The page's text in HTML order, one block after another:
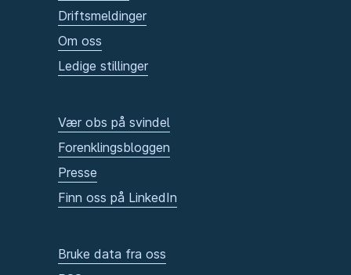
Driftsmeldinger
Om oss
Ledige stillinger
Vær obs på svindel
Forenklingsbloggen
Presse
Finn oss på LinkedIn
Bruke data fra oss